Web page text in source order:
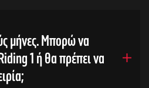
μήνες. Μπορώ να
1 ή θα πρέπει να